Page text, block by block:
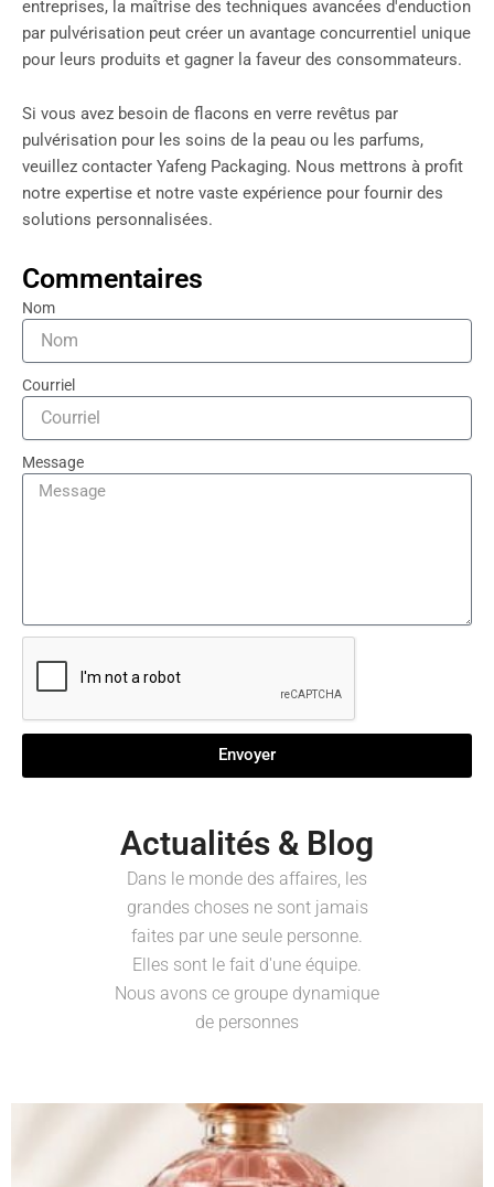
entreprises, la maîtrise des techniques avancées d'enduction
par pulvérisation peut créer un avantage concurrentiel unique
pour leurs produits et gagner la faveur des consommateurs.
Si vous avez besoin de flacons en verre revêtus par
pulvérisation pour les soins de la peau ou les parfums,
veuillez contacter Yafeng Packaging. Nous mettrons à profit
notre expertise et notre vaste expérience pour fournir des
solutions personnalisées.
Commentaires
Nom
Courriel
Message
Envoyer
Actualités & Blog
Dans le monde des affaires, les
grandes choses ne sont jamais
faites par une seule personne.
Elles sont le fait d'une équipe.
Nous avons ce groupe dynamique
de personnes